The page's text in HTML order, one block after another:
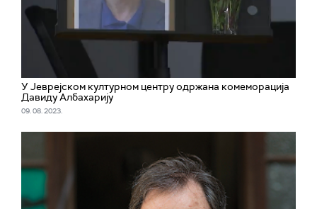
У Јеврејском културном центру одржана комеморација
Давиду Албахарију
09. 08. 2023.